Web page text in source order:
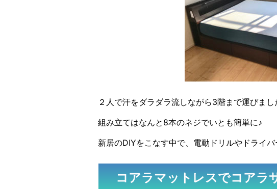
２人で汗をダラダラ流しながら3階まで運びまし
組み立てはなんと8本のネジでいとも簡単に♪
新居のDIYをこなす中で、電動ドリルやドライバ
コアラマットレスでコアラ